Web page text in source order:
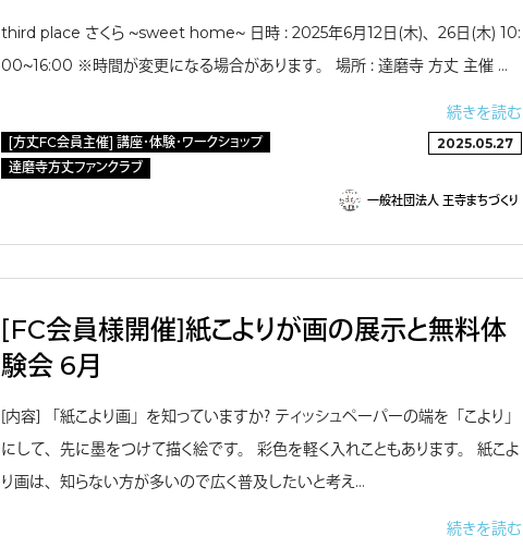
third place さくら 〜sweet home〜 日時 ： 2025年6月12日(木)、26日(木) 10:
00〜16:00 ※時間が変更になる場合があります。 場所 ： 達磨寺 方丈 主催 …
続きを読む
[方丈FC会員主催] 講座・体験・ワークショップ
達磨寺方丈ファンクラブ
2025.05.27
一般社団法人 王寺まちづくり
［FC会員様開催］紙こよりが画の展示と無料体
験会 6月
［内容］ 「紙こより画」を知っていますか？ ティッシュペーパーの端を「こより」
にして、先に墨をつけて描く絵です。 彩色を軽く入れこともあります。 紙こよ
り画は、知らない方が多いので広く普及したいと考え…
続きを読む